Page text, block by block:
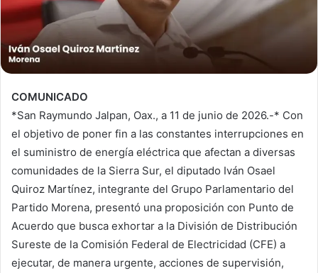
COMUNICADO
*San Raymundo Jalpan, Oax., a 11 de junio de 2026.-* Con
el objetivo de poner fin a las constantes interrupciones en
el suministro de energía eléctrica que afectan a diversas
comunidades de la Sierra Sur, el diputado Iván Osael
Quiroz Martínez, integrante del Grupo Parlamentario del
Partido Morena, presentó una proposición con Punto de
Acuerdo que busca exhortar a la División de Distribución
Sureste de la Comisión Federal de Electricidad (CFE) a
ejecutar, de manera urgente, acciones de supervisión,